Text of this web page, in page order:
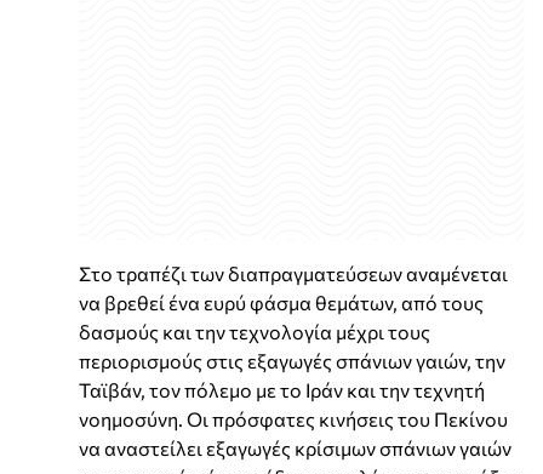
Στο τραπέζι των διαπραγματεύσεων αναμένεται
να βρεθεί ένα ευρύ φάσμα θεμάτων, από τους
δασμούς και την τεχνολογία μέχρι τους
περιορισμούς στις εξαγωγές σπάνιων γαιών, την
Ταϊβάν, τον πόλεμο με το Ιράν και την τεχνητή
νοημοσύνη. Οι πρόσφατες κινήσεις του Πεκίνου
να αναστείλει εξαγωγές κρίσιμων σπάνιων γαιών